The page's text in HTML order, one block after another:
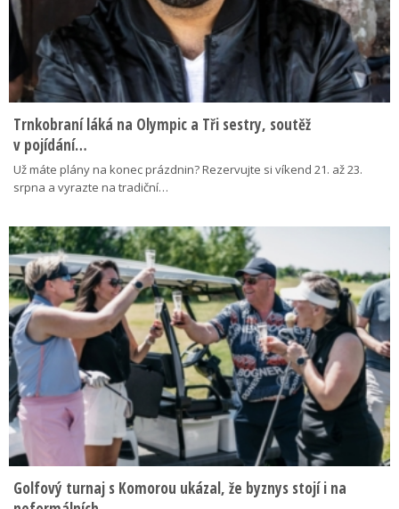
Trnkobraní láká na Olympic a Tři sestry, soutěž
v pojídání…
Už máte plány na konec prázdnin? Rezervujte si víkend 21. až 23.
srpna a vyrazte na tradiční…
Golfový turnaj s Komorou ukázal, že byznys stojí i na